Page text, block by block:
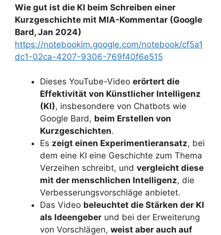
Wie gut ist die KI beim Schreiben einer
Kurzgeschichte mit MIA-Kommentar (Google
Bard, Jan 2024)
https://notebooklm.google.com/notebook/cf5a1
dc1-02ca-4207-9306-769f40f6e515
Dieses YouTube-Video erörtert die
Effektivität von Künstlicher Intelligenz
(KI), insbesondere von Chatbots wie
Google Bard, beim Erstellen von
Kurzgeschichten.
Es zeigt einen Experimentieransatz, bei
dem eine KI eine Geschichte zum Thema
Verzeihen schreibt, und vergleicht diese
mit der menschlichen Intelligenz, die
Verbesserungsvorschläge anbietet.
Das Video beleuchtet die Stärken der KI
als Ideengeber und bei der Erweiterung
von Vorschlägen, weist aber auch auf